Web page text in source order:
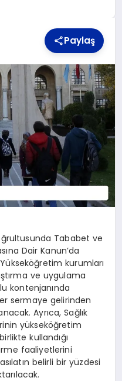
Paylaş
Tababet ve
Dair Kanun’da
kurumları
ve uygulama
kontenjanında
sermaye gelirinden
Ayrıca, Sağlık
yükseköğretim
kullandığı
faaliyetlerini
belirli bir yüzdesi